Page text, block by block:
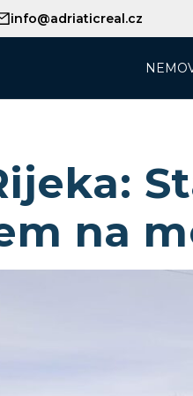
info@adriaticreal.cz
na